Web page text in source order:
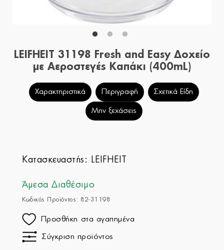
LEIFHEIT 31198 Fresh and Easy Δοχείο
με Αεροστεγές Καπάκι (400mL)
Χαρακτηριστικά Περιγραφή Σχετικά Είδη
Μην ξεχάσεις
Κατασκευαστής: LEIFHEIT
Άμεσα Διαθέσιμο
Κωδικός Προϊόντος: 82-31198
Προσθήκη στα αγαπημένα
Σύγκριση προϊόντος